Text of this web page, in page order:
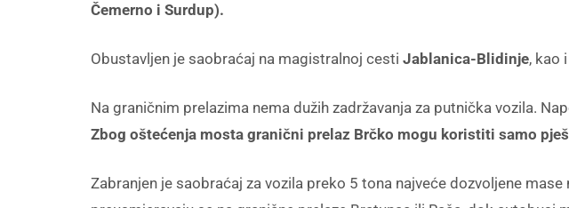
Čemerno i Surdup).
Obustavljen je saobraćaj na magistralnoj cesti Jablanica-Blidinje, kao
Na graničnim prelazima nema dužih zadržavanja za putnička vozila.
Zbog oštećenja mosta granični prelaz Brčko mogu koristiti samo
Zabranjen je saobraćaj za vozila preko 5 tona najveće dozvoljene